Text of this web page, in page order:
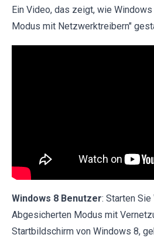
Ein Video, das zeigt, wie
Modus mit Netzwerktreibern"
Windows 8 Benutzer: Starten
Abgesicherten Modus mit
Startbildschirm von Windows 8,